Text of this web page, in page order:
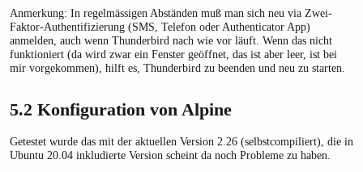
Anmerkung: In regelmässigen Abständen muß man sich neu via Zwei-
Faktor-Authentifizierung (SMS, Telefon oder Authenticator App)
anmelden, auch wenn Thunderbird nach wie vor läuft. Wenn das nicht
funktioniert (da wird zwar ein Fenster geöffnet, das ist aber leer, ist bei
mir vorgekommen), hilft es, Thunderbird zu beenden und neu zu starten.
5.2 Konfiguration von Alpine
Getestet wurde das mit der aktuellen Version 2.26 (selbstcompiliert), die in
Ubuntu 20.04 inkludierte Version scheint da noch Probleme zu haben.